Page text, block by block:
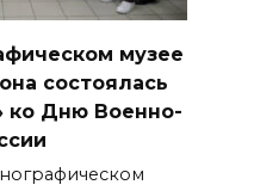
музее
состоялась
ко Дню Военно-